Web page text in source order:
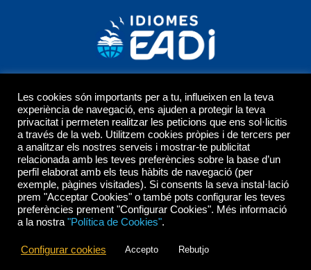
Enric Borràs 61-6308912 Badalona (Barcelona)
info@eadi.com / t 93 384 58 74
Avís Legal
Política de Privacitat
Política de Xarxes Socials
Política de Cookies
Les cookies són importants per a tu, influeixen en la teva
experiència de navegació, ens ajuden a protegir la teva
privacitat i permeten realitzar les peticions que ens sol·licitis
a través de la web. Utilitzem cookies pròpies i de tercers per
a analitzar els nostres serveis i mostrar-te publicitat
relacionada amb les teves preferències sobre la base d’un
perfil elaborat amb els teus hàbits de navegació (per
exemple, pàgines visitades). Si consents la seva instal·lació
prem "Acceptar Cookies" o també pots configurar les teves
preferències prement "Configurar Cookies". Més informació
a la nostra "Política de Cookies".
Configurar cookies Accepto Rebutjo